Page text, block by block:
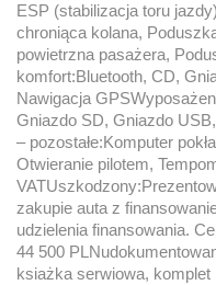
ESP (stabilizacja toru
chroniąca kolana,
powietrzna pasażera,
komfort:Bluetooth, CD,
Nawigacja
Gniazdo SD, Gniazdo
– pozostałe:Komputer
Otwieranie pilotem,
zakupie auta z
udzielenia finansowania.
44 500
ksiażka serwiowa, komplet